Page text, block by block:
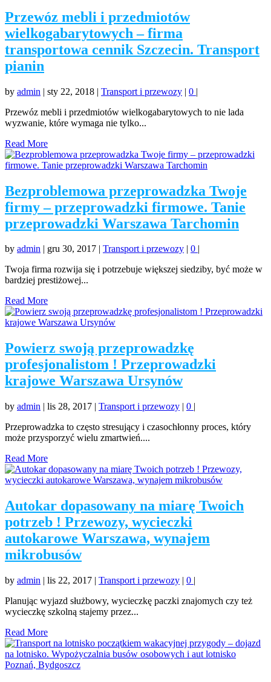
Przewóz mebli i przedmiotów
wielkogabarytowych – firma
transportowa cennik Szczecin. Transport
pianin
by admin | sty 22, 2018 | Transport i przewozy | 0 |
Przewóz mebli i przedmiotów wielkogabarytowych to nie lada
wyzwanie, które wymaga nie tylko...
Read More
Bezproblemowa przeprowadzka Twoje
firmy – przeprowadzki firmowe. Tanie
przeprowadzki Warszawa Tarchomin
by admin gru 30, 2017 Transport i przewozy 0
Twoja firma rozwija się i potrzebuje większej siedziby, być może w
bardziej prestiżowej...
Read More
Powierz swoją przeprowadzkę
profesjonalistom ! Przeprowadzki
krajowe Warszawa Ursynów
by admin | lis 28, 2017 | Transport i przewozy | 0 |
Przeprowadzka to często stresujący i czasochłonny proces, który
może przysporzyć wielu zmartwień....
Read More
Autokar dopasowany na miarę Twoich
potrzeb ! Przewozy, wycieczki
autokarowe Warszawa, wynajem
mikrobusów
by admin | lis 22, 2017 | Transport i przewozy | 0 |
Planując wyjazd służbowy, wycieczkę paczki znajomych czy też
wycieczkę szkolną stajemy przez...
Read More